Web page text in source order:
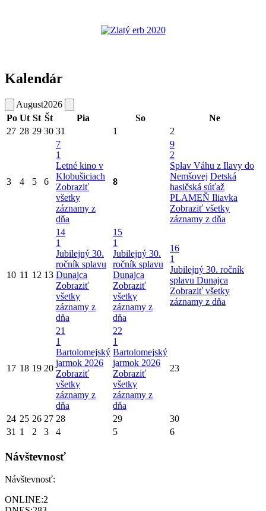
Kalendár
August2026
Po Ut St Št Pia So
Ne
27 28 29 30 31 1 2
3 4 5 6
7
1
Letné kino v
Klobušiciach
Zobraziť
všetky
záznamy z
dňa
8
9
2
Splav Váhu z Ilavy do
Nemšovej Detská
hasičská súťaž
PLAMEŇ Iliavka
Zobraziť všetky
záznamy z dňa
10 11 12 13
14
1
Jubilejný 30.
ročník splavu
Dunajca
Zobraziť
všetky
záznamy z
dňa
15
1
Jubilejný 30.
ročník splavu
Dunajca
Zobraziť
všetky
záznamy z
dňa
16
1
Jubilejný 30. ročník
splavu Dunajca
Zobraziť všetky
záznamy z dňa
17 18 19 20
21
1
Bartolomejský
jarmok 2026
Zobraziť
všetky
záznamy z
dňa
22
1
Bartolomejský
jarmok 2026
Zobraziť
všetky
záznamy z
dňa
23
24 25 26 27 28 29
30
31 1 2 3 4 5 6
Návštevnosť
Návštevnosť:
ONLINE:2